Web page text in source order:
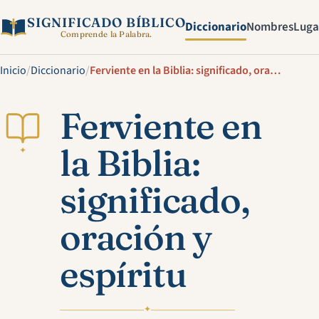
SIGNIFICADO BÍBLICO
Comprende la Palabra. DiccionarioNombres
Inicio/Diccionario/ Ferviente en la Biblia: significado, oración y espíritu
✦
Ferviente en
la Biblia:
significado,
oración y
espíritu
✦